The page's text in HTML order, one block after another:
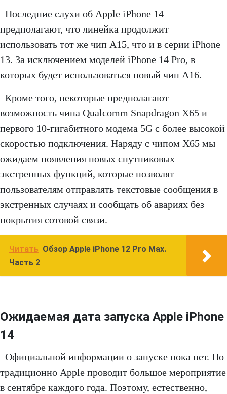
Последние слухи об Apple iPhone 14
предполагают, что линейка продолжит
использовать тот же чип A15, что и в серии iPhone
13. За исключением моделей iPhone 14 Pro, в
которых будет использоваться новый чип A16.
Кроме того, некоторые предполагают
возможность чипа Qualcomm Snapdragon X65 и
первого 10-гигабитного модема 5G с более высокой
скоростью подключения. Наряду с чипом X65 мы
ожидаем появления новых спутниковых
экстренных функций, которые позволят
пользователям отправлять текстовые сообщения в
экстренных случаях и сообщать об авариях без
покрытия сотовой связи.
Читать Обзор Apple iPhone 12 Pro Max.
Часть 2
Ожидаемая дата запуска Apple iPhone
14
Официальной информации о запуске пока нет. Но
традиционно Apple проводит большое мероприятие
в сентябре каждого года. Поэтому, естественно,